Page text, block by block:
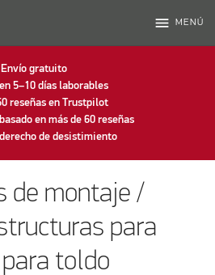
menu MENÚ
Envío gratuito
5–10 días laborables
reseñas en Trustpilot
en más de 60 reseñas
de desistimiento
de montaje /
para
toldo